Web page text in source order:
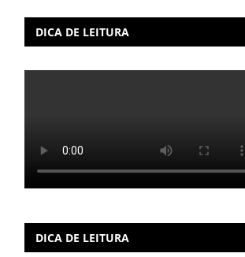
DICA DE LEITURA
DICA DE LEITURA